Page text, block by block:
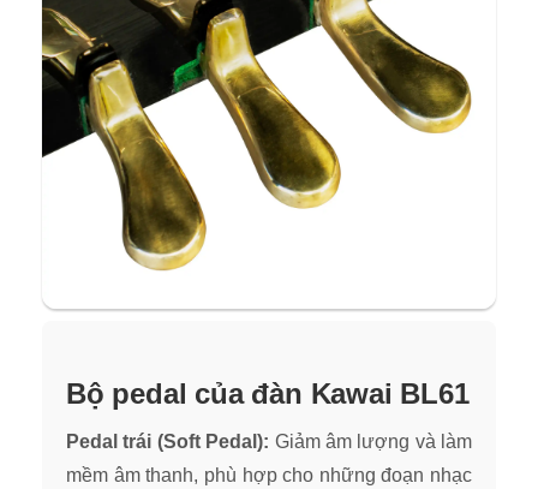
Bộ pedal của đàn Kawai BL61
Pedal trái (Soft Pedal): Giảm âm lượng và làm
mềm âm thanh, phù hợp cho những đoạn nhạc